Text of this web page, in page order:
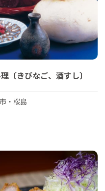
〔きびなご、酒すし〕
・桜島